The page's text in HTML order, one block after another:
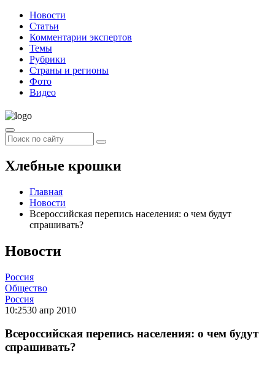
Новости
Статьи
Комментарии экспертов
Темы
Рубрики
Страны и регионы
Фото
Видео
Хлебные крошки
Главная
Новости
Всероссийская перепись населения: о чем будут
спрашивать?
Новости
Россия
Общество
Россия
10:2530 апр 2010
Всероссийская перепись населения: о чем будут
спрашивать?